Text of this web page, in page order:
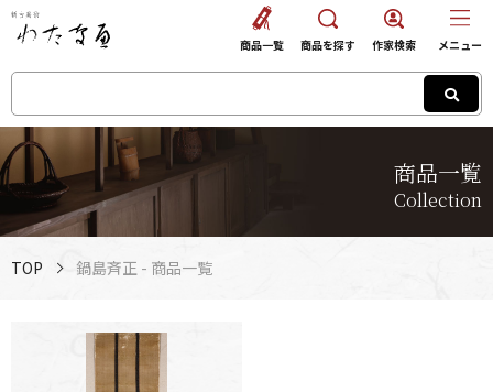
商品一覧
Collection
商品一覧 商品を探す 作家検索 メニュー
TOP 鍋島斉正 - 商品一覧